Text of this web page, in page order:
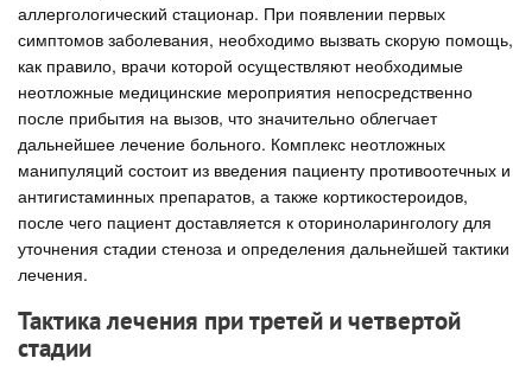
аллергологический стационар. При появлении первых
симптомов заболевания, необходимо вызвать скорую помощь,
как правило, врачи которой осуществляют необходимые
неотложные медицинские мероприятия непосредственно
после прибытия на вызов, что значительно облегчает
дальнейшее лечение больного. Комплекс неотложных
манипуляций состоит из введения пациенту противоотечных и
антигистаминных препаратов, а также кортикостероидов,
после чего пациент доставляется к оториноларингологу для
уточнения стадии стеноза и определения дальнейшей тактики
лечения.
Тактика лечения при третей и четвертой
стадии